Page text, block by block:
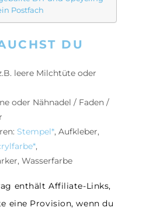
Postfach
DU
leere Milchtüte oder
oder Nähnadel / Faden /
Stempel*, Aufkleber,
,
Wasserfarbe
enthält Affiliate-Links,
eine Provision, wenn du